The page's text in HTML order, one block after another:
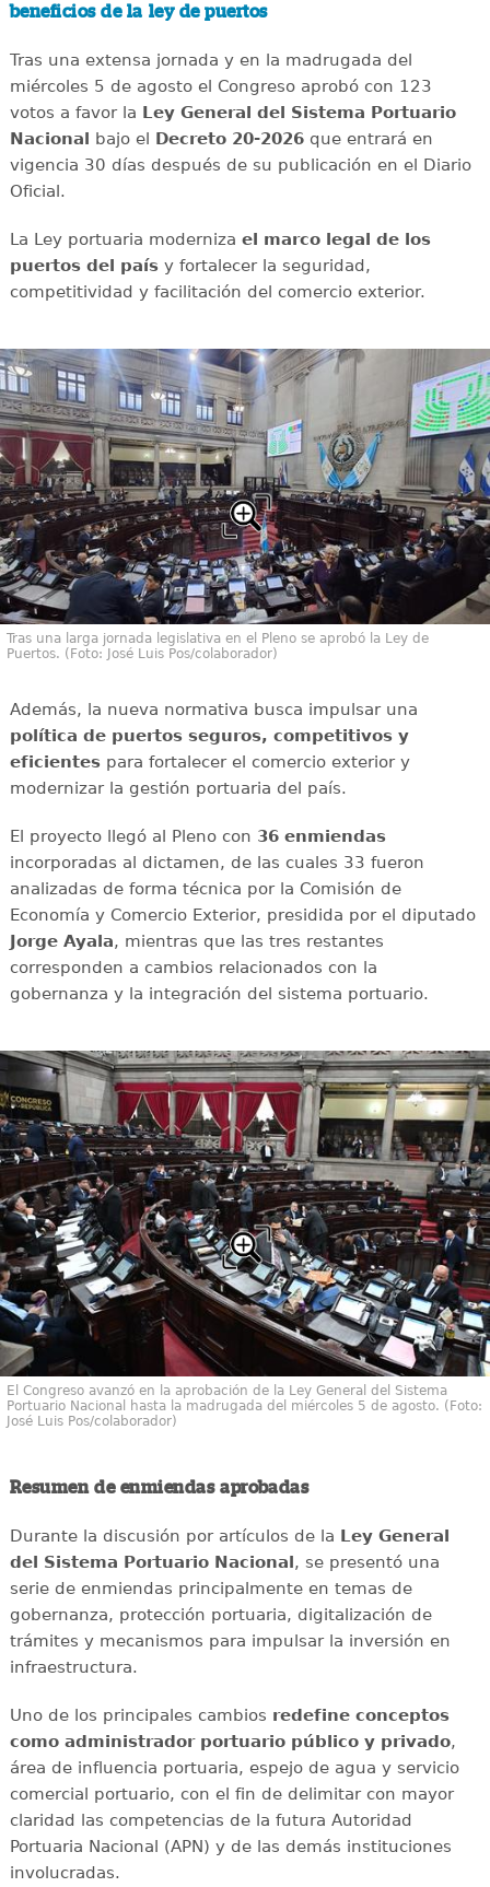
beneficios de la ley de puertos
Tras una extensa jornada y en la madrugada del
miércoles 5 de agosto el Congreso aprobó con 123
votos a favor la Ley General del Sistema Portuario
Nacional bajo el Decreto 20-2026 que entrará en
vigencia 30 días después de su publicación en el Diario
Oficial.
La Ley portuaria moderniza el marco legal de los
puertos del paísy fortalecer la seguridad,
competitividad y facilitación del comercio exterior.
Tras una larga jornada legislativa en el Pleno se aprobó la Ley de
Puertos. (Foto: José Luis Pos/colaborador)
Además, la nueva normativa busca impulsar una
política de puertos seguros, competitivos y
eficientespara fortalecer el comercio exterior y
modernizar la gestión portuaria del país.
El proyecto llegó al Pleno con 36 enmiendas
incorporadas al dictamen, de las cuales 33 fueron
analizadas de forma técnica por la Comisión de
Economía y Comercio Exterior, presidida por el diputado
Jorge Ayala, mientras que las tres restantes
corresponden a cambios relacionados con la
gobernanza y la integración del sistema portuario.
El Congreso avanzó en la aprobación de la Ley General del Sistema
Portuario Nacional hasta la madrugada del miércoles 5 de agosto. (Foto:
José Luis Pos/colaborador)
Resumen de enmiendas aprobadas
Durante la discusión por artículos de la Ley General
del Sistema Portuario Nacional, se presentó una
serie de enmiendas principalmente en temas de
gobernanza, protección portuaria, digitalización de
trámites y mecanismos para impulsar la inversión en
infraestructura.
Uno de los principales cambios redefine conceptos
como administrador portuario público y privado,
área de influencia portuaria, espejo de agua y servicio
comercial portuario, con el fin de delimitar con mayor
claridad las competencias de la futura Autoridad
Portuaria Nacional (APN) y de las demás instituciones
involucradas.